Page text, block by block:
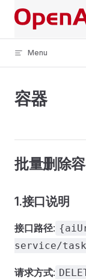
Skip to content
Menu
容器
批量删除
1.接口说明
接口路径:
service/task
请求方式: